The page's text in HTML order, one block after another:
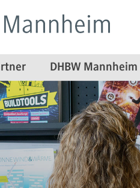
DHBW Mannheim